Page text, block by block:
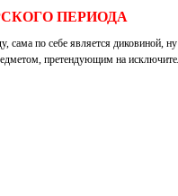
ПЕРИОДА
сама по себе является диковиной,
претендующим на